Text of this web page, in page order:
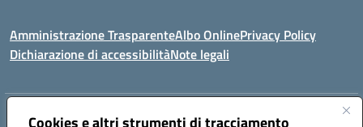
Cookies e altri strumenti di tracciamento
Amministrazione TrasparenteAlbo OnlinePrivacy Policy
Dichiarazione di accessibilitàNote legali
Indirizzo:Via Coniugi Crigna – Cap. 89861 – Tropea (VV)